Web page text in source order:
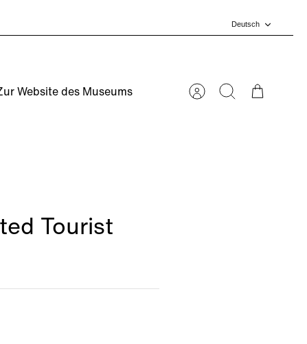
Deutsch
Website des Museums AccountSuchen Warenkorb
Tourist